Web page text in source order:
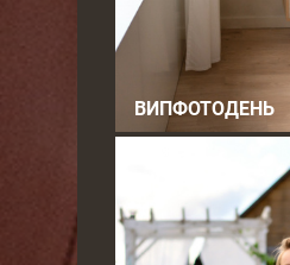
ВИПФОТОДЕНЬ